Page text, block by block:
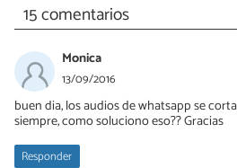
15 comentarios
Monica
13/09/2016
buen dia, los audios de whatsapp se
siempre, como soluciono eso?? Gracias
Responder